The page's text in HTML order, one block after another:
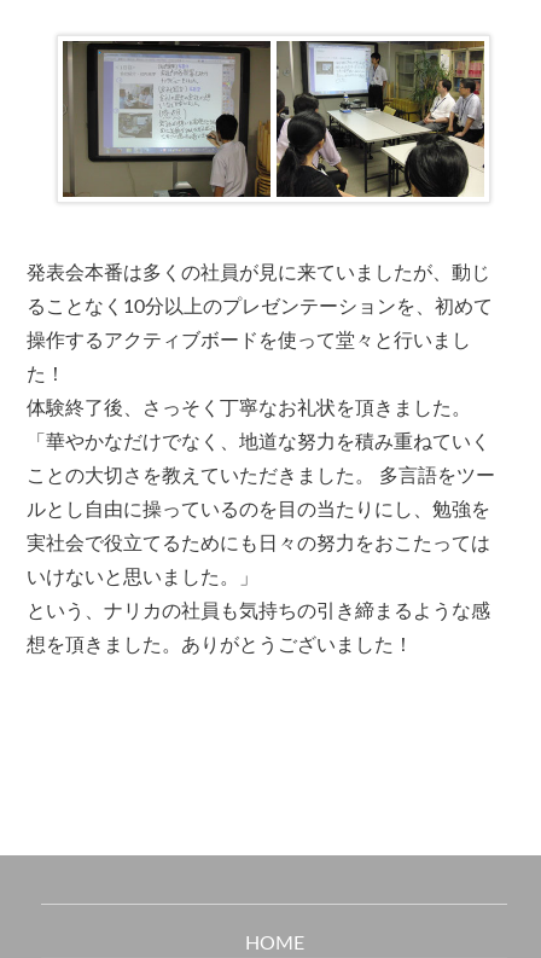
発表会本番は多くの社員が見に来ていましたが、動じ
ることなく10分以上のプレゼンテーションを、初めて
操作するアクティブボードを使って堂々と行いまし
た！
体験終了後、さっそく丁寧なお礼状を頂きました。
「華やかなだけでなく、地道な努力を積み重ねていく
ことの大切さを教えていただきました。 多言語をツー
ルとし自由に操っているのを目の当たりにし、勉強を
実社会で役立てるためにも日々の努力をおこたっては
いけないと思いました。」
という、ナリカの社員も気持ちの引き締まるような感
想を頂きました。ありがとうございました！
HOME